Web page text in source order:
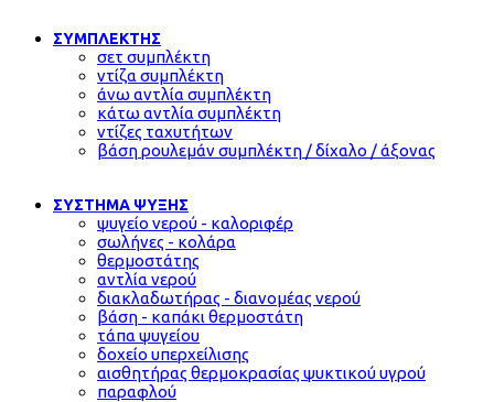
ΣΥΜΠΛΕΚΤΗΣ
σετ συμπλέκτη
ντίζα συμπλέκτη
άνω αντλία συμπλέκτη
κάτω αντλία συμπλέκτη
ντίζες ταχυτήτων
βάση ρουλεμάν συμπλέκτη / δίχαλο / άξονας
ΣΥΣΤΗΜΑ ΨΥΞΗΣ
ψυγείο νερού - καλοριφέρ
σωλήνες - κολάρα
θερμοστάτης
αντλία νερού
διακλαδωτήρας - διανομέας νερού
βάση - καπάκι θερμοστάτη
τάπα ψυγείου
δοχείο υπερχείλισης
αισθητήρας θερμοκρασίας ψυκτικού υγρού
παραφλού